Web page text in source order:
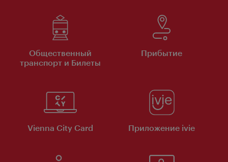
Общественный
транспорт и Билеты
Прибытие
Vienna City Card Приложение ivie